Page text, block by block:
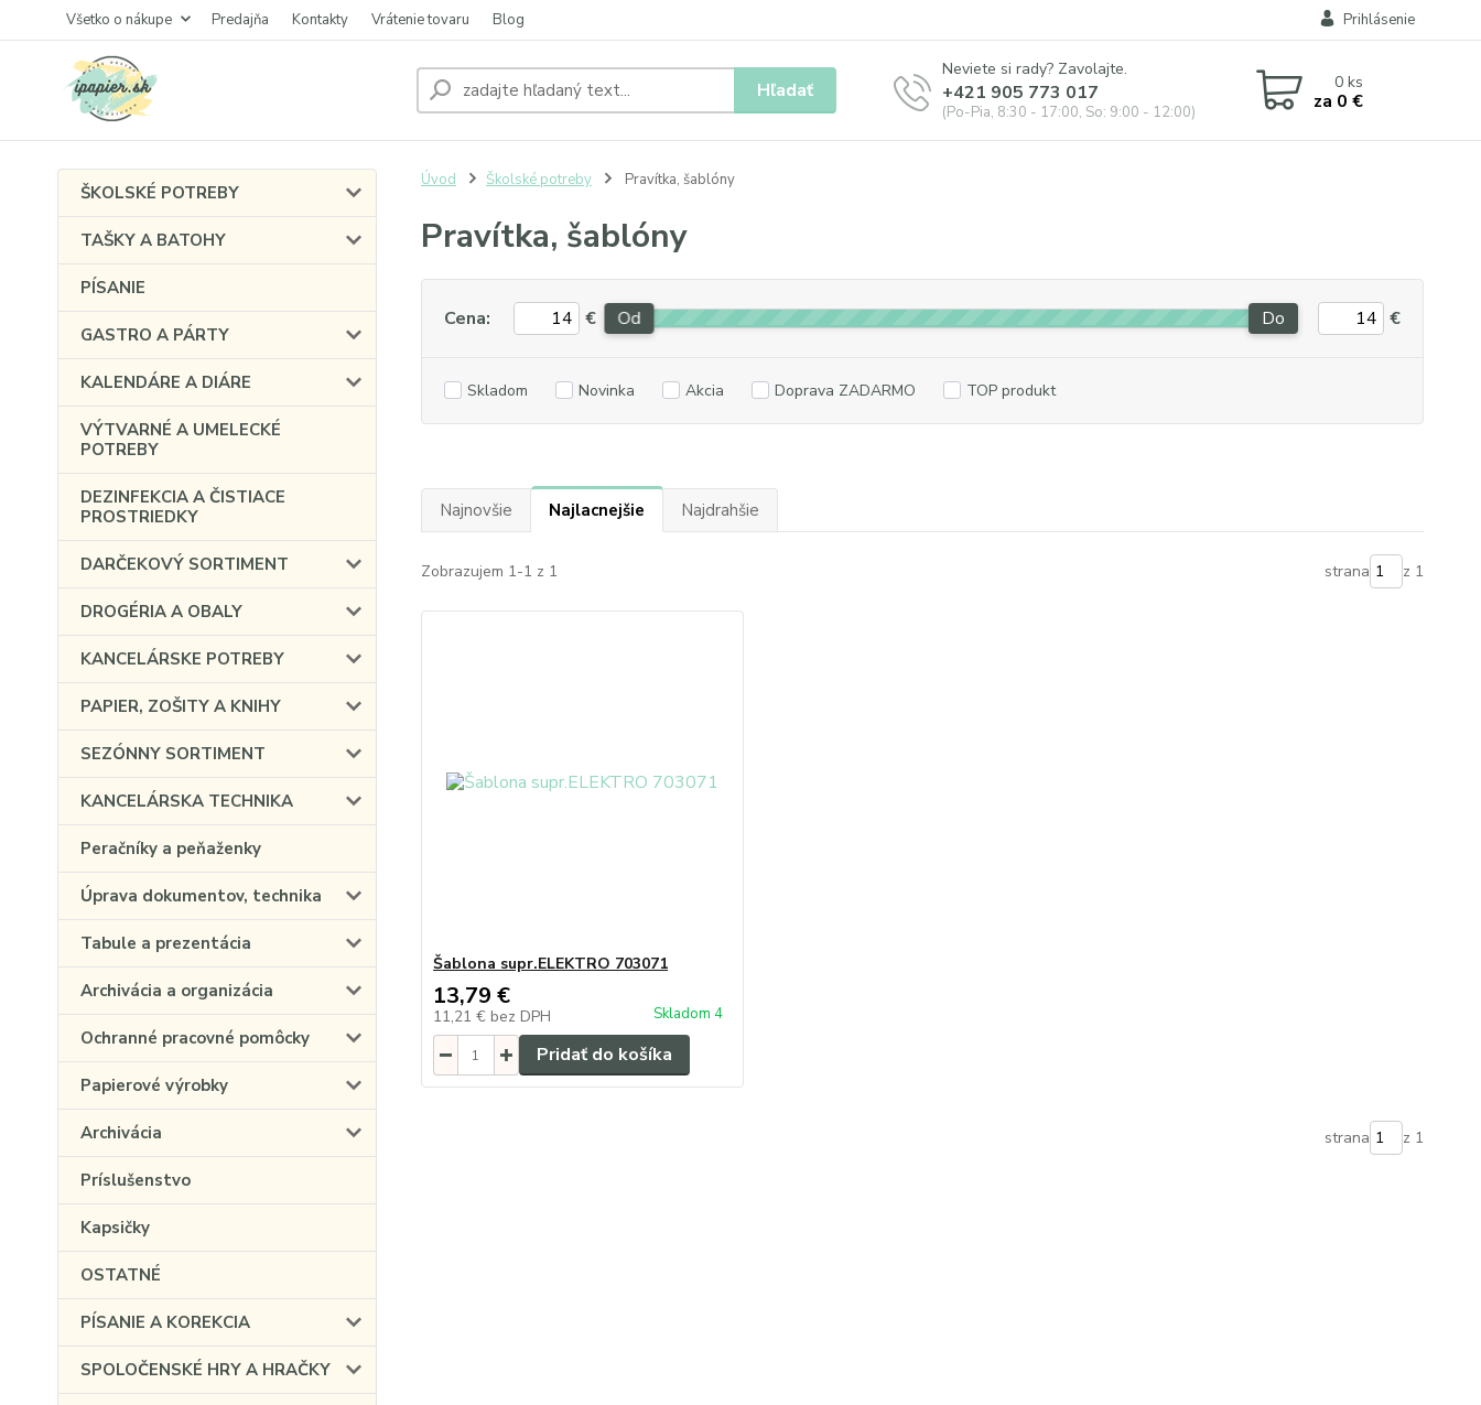
Všetko o nákupe Predajňa Kontakty Vrátenie tovaru Blog Prihlásenie
Hľadať
Neviete si rady? Zavolajte.
+421 905 773 017
(Po-Pia, 8:30 - 17:00, So: 9:00 - 12:00)
0ks
za 0 €
ŠKOLSKÉ POTREBY
TAŠKY A BATOHY
PÍSANIE
GASTRO A PÁRTY
KALENDÁRE A DIÁRE
VÝTVARNÉ A UMELECKÉ
POTREBY
DEZINFEKCIA A ČISTIACE
PROSTRIEDKY
DARČEKOVÝ SORTIMENT
DROGÉRIA A OBALY
KANCELÁRSKE POTREBY
PAPIER, ZOŠITY A KNIHY
SEZÓNNY SORTIMENT
KANCELÁRSKA TECHNIKA
Peračníky a peňaženky
Úprava dokumentov, technika
Tabule a prezentácia
Archivácia a organizácia
Ochranné pracovné pomôcky
Papierové výrobky
Archivácia
Príslušenstvo
Kapsičky
OSTATNÉ
PÍSANIE A KOREKCIA
SPOLOČENSKÉ HRY A HRAČKY
Úvod Školské potreby Pravítka, šablóny
Pravítka, šablóny
Cena: € Od Do €
Skladom Novinka Akcia Doprava ZADARMO TOP produkt
Najnovšie Najlacnejšie Najdrahšie
Zobrazujem 1-1 z 1 strana z 1
Šablona supr.ELEKTRO 703071
13,79 €
11,21 € bez DPH Skladom 4
Pridať do košíka
strana z 1